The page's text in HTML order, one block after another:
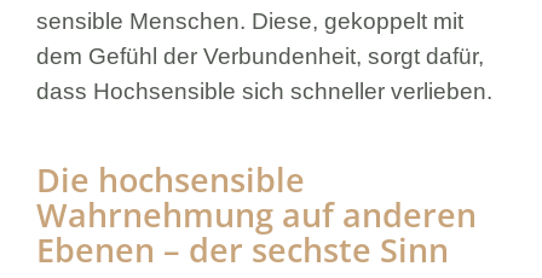
sensible Menschen. Diese, gekoppelt mit
dem Gefühl der Verbundenheit, sorgt dafür,
dass Hochsensible sich schneller verlieben.
Die hochsensible
Wahrnehmung auf anderen
Ebenen – der sechste Sinn